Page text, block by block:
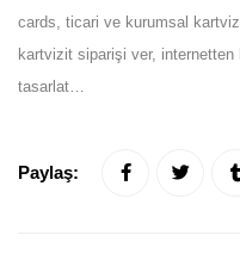
cards, ticari ve kurumsal
kartvizit siparişi ver,
tasarlat…
Paylaş: